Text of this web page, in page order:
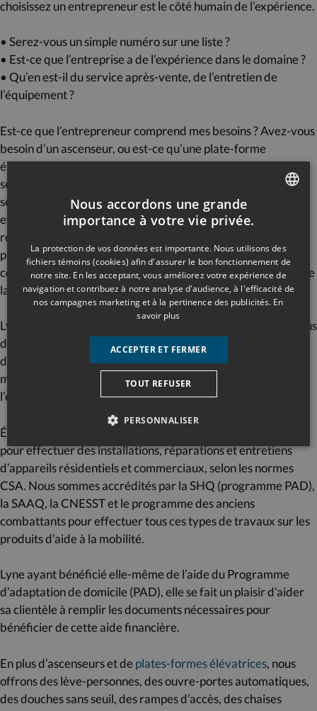
choisissez un entrepreneur est le côté humain de l’expérience.
• Serez-vous un simple numéro sur une liste ?
• Est-ce que l’entreprise a de l’expérience dans le domaine ?
• Qu’en est-il du service après-vente, de l’entretien de
l’équipement ?
Est-ce que l’entrepreneur comprend mes besoins ? Avez-vous
besoin d’un ascenseur, ou est-ce qu’une plate-forme
élévatrice, une rampe d’accès ou une chaise d’escalier
seraient plus efficaces ? Chez Élévaction, vous recevez un
service humain, où vos besoins sont pris en considération. En
effet, Lyne, co-propriétaire d’Élévaction, est en fauteuil
roulant depuis 2001. Son mari Ghyslain, lui aussi co-
propriétaire de la compagnie, est mécanicien d’ascenseur
compagnon (MPFE). Élévaction est née d’un besoin réel, et de
la vision de Lyne.
Lyne a 16 ans d’expérience dans le domaine, et Ghyslain a plus
de 15 ans d’expérience en aide à la mobilité et plus de 35 ans
d’expérience en mécanique industrielle. De plus, plusieurs
mécaniciens d’ascenseur compagnons (MPFE) font partie de
l’équipe d’Élévaction.
Élévaction a sa licence RBQ et ses techniciens sont qualifiés
pour effectuer des installations, réparations et entretiens
d’appareils résidentiels et commerciaux, selon les normes
CSA. Nous sommes accrédités par la SHQ (programme PAD),
la SAAQ, la CNESST et le programme des anciens
combattants pour effectuer tous ces types de travaux sur les
produits d’aide à la mobilité.
Lyne ayant bénéficié elle-même de l’aide du Programme
d’adaptation de domicile (PAD), elle se fait un plaisir d’aider
sa clientèle à remplir les documents nécessaires pour
bénéficier de cette aide financière.
En plus d’ascenseurs et de plates-formes élévatrices, nous
offrons des lève-personnes, des ouvre-portes automatiques,
des douches sans seuil, des rampes d’accès, des chaises
Nous accordons une grande
importance à votre vie privée.
La protection de vos données est importante. Nous utilisons des
fichiers témoins (cookies) afin d'assurer le bon fonctionnement de
notre site. En les acceptant, vous améliorez votre expérience de
navigation et contribuez à notre analyse d'audience, à l'efficacité de
nos campagnes marketing et à la pertinence des publicités. En
savoir plus
ACCEPTER ET FERMER
TOUT REFUSER
PERSONNALISER